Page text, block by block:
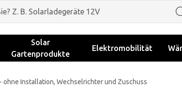
Solar
Gartenprodukte
Elektromobilität
ohne Installation, Wechselrichter und Zuschuss